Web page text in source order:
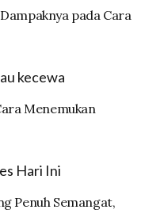
pada Cara
Menemukan
Penuh Semangat,